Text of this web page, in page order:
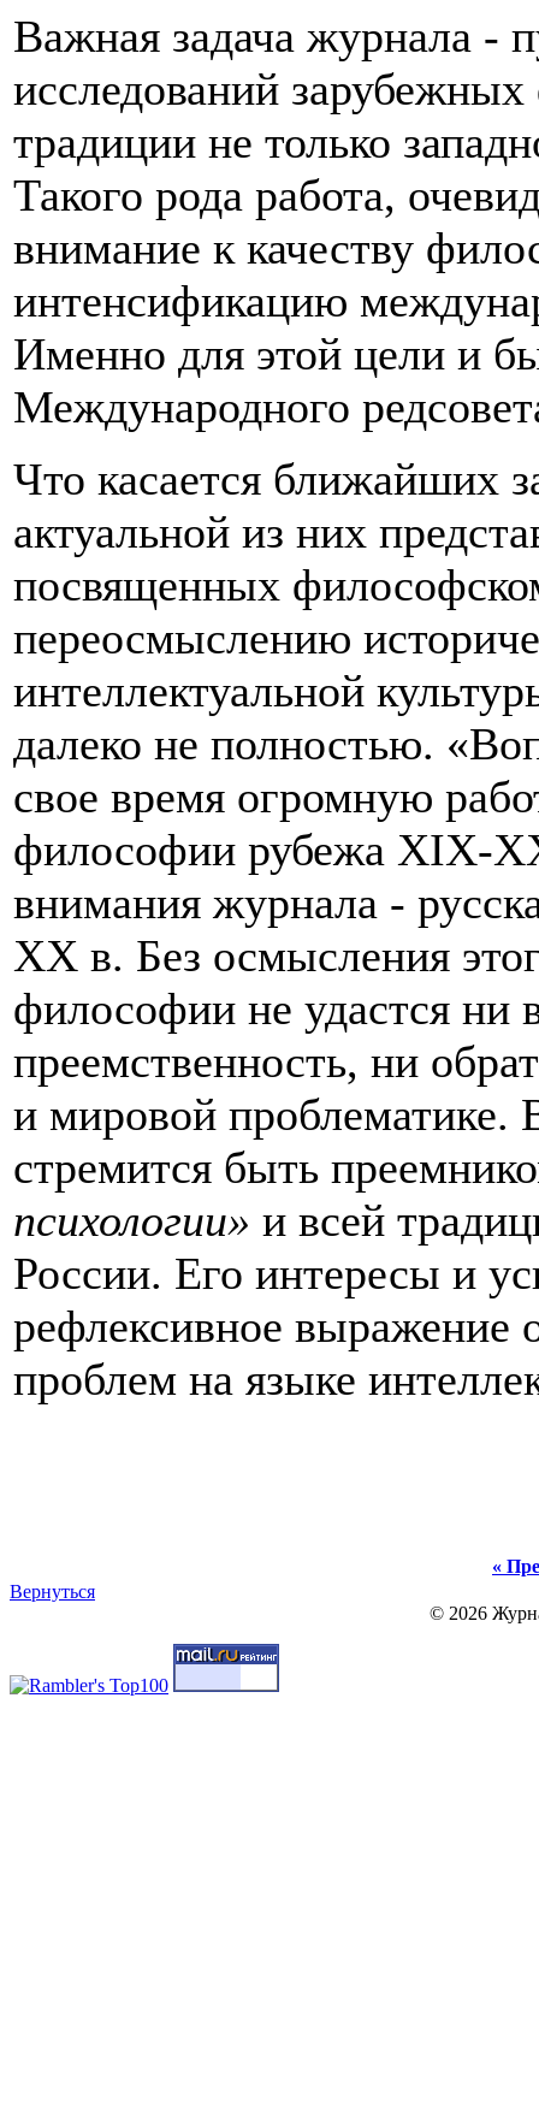
Важная задача журнала -
исследований
традиции не только
Такого рода работа,
внимание к качеству
интенсификацию
Именно для этой цели и
Международного
Что касается ближайших
актуальной из них
посвященных
переосмыслению
интеллектуальной
далеко не полностью.
свое время огромную
философии рубежа XIX-
внимания журнала -
ХХ в. Без осмысления
философии не удастся ни
преемственность, ни
и мировой проблематике.
стремится быть
психологии» и всей
России. Его интересы и
рефлексивное выражение
проблем на языке
«
Вернуться
© 2026